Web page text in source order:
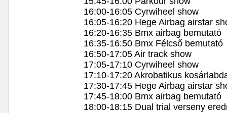
16:00-16:05 Cyrwiheel show
16:05-16:20 Hege Airbag airstar
16:20-16:35 Bmx airbag bemutató
16:35-16:50 Bmx Félcső bemutató
16:50-17:05 Air track show
17:05-17:10 Cyrwiheel show
17:10-17:20 Akrobatikus
17:30-17:45 Hege Airbag airstar
17:45-18:00 Bmx airbag bemutató
18:00-18:15 Dual trial verseny